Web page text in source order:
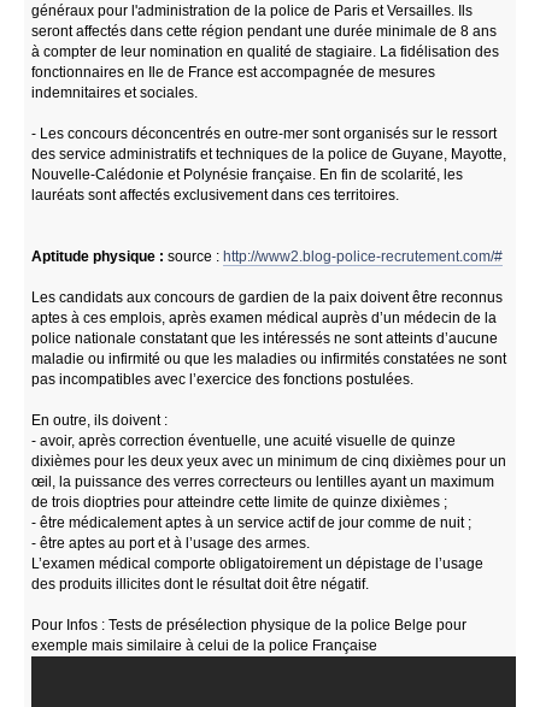
généraux pour l'administration de la police de Paris et Versailles. Ils
seront affectés dans cette région pendant une durée minimale de 8 ans
à compter de leur nomination en qualité de stagiaire. La fidélisation des
fonctionnaires en Ile de France est accompagnée de mesures
indemnitaires et sociales.
- Les concours déconcentrés en outre-mer sont organisés sur le ressort
des service administratifs et techniques de la police de Guyane, Mayotte,
Nouvelle-Calédonie et Polynésie française. En fin de scolarité, les
lauréats sont affectés exclusivement dans ces territoires.
Aptitude physique : source : http://www2.blog-police-recrutement.com/#
Les candidats aux concours de gardien de la paix doivent être reconnus
aptes à ces emplois, après examen médical auprès d’un médecin de la
police nationale constatant que les intéressés ne sont atteints d’aucune
maladie ou infirmité ou que les maladies ou infirmités constatées ne sont
pas incompatibles avec l’exercice des fonctions postulées.
En outre, ils doivent :
- avoir, après correction éventuelle, une acuité visuelle de quinze
dixièmes pour les deux yeux avec un minimum de cinq dixièmes pour un
œil, la puissance des verres correcteurs ou lentilles ayant un maximum
de trois dioptries pour atteindre cette limite de quinze dixièmes ;
- être médicalement aptes à un service actif de jour comme de nuit ;
- être aptes au port et à l’usage des armes.
L’examen médical comporte obligatoirement un dépistage de l’usage
des produits illicites dont le résultat doit être négatif.
Pour Infos : Tests de présélection physique de la police Belge pour
exemple mais similaire à celui de la police Française